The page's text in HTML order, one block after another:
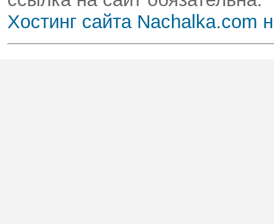
Хостинг сайта Nachalka.com